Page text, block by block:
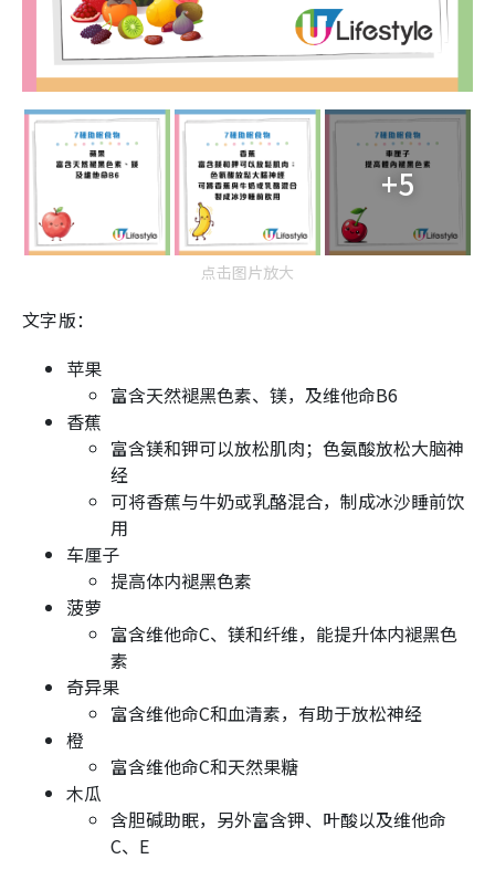
+5
点击图片放大
文字版：
苹果
富含天然褪黑色素、镁，及维他命B6
香蕉
富含镁和钾可以放松肌肉；色氨酸放松大脑神
经
可将香蕉与牛奶或乳酪混合，制成冰沙睡前饮
用
车厘子
提高体内褪黑色素
菠萝
富含维他命C、镁和纤维，能提升体内褪黑色
素
奇异果
富含维他命C和血清素，有助于放松神经
橙
富含维他命C和天然果糖
木瓜
含胆碱助眠，另外富含钾、叶酸以及维他命
C、E